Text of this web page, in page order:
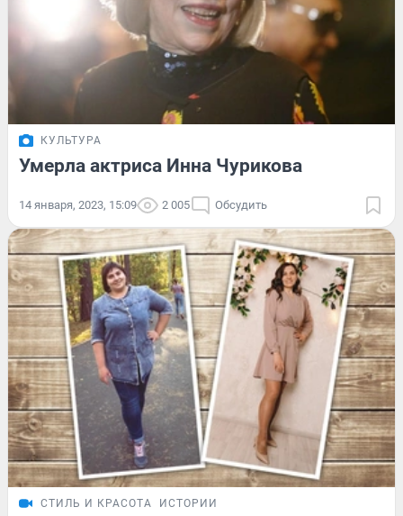
КУЛЬТУРА
Умерла актриса Инна Чурикова
14 января, 2023, 15:09 2 005 Обсудить
СТИЛЬ И КРАСОТА ИСТОРИИ